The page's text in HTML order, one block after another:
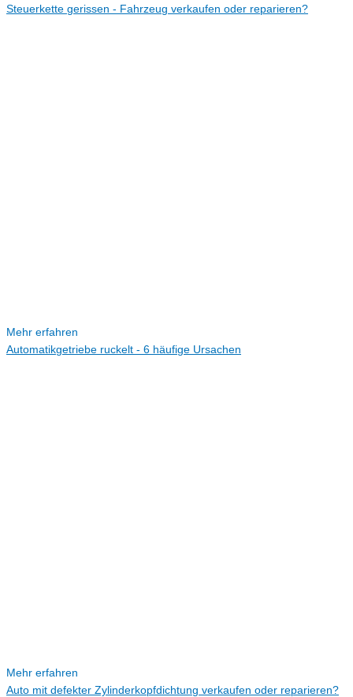
Steuerkette gerissen - Fahrzeug verkaufen oder reparieren?
Mehr erfahren
Automatikgetriebe ruckelt - 6 häufige Ursachen
Mehr erfahren
Auto mit defekter Zylinderkopfdichtung verkaufen oder reparieren?